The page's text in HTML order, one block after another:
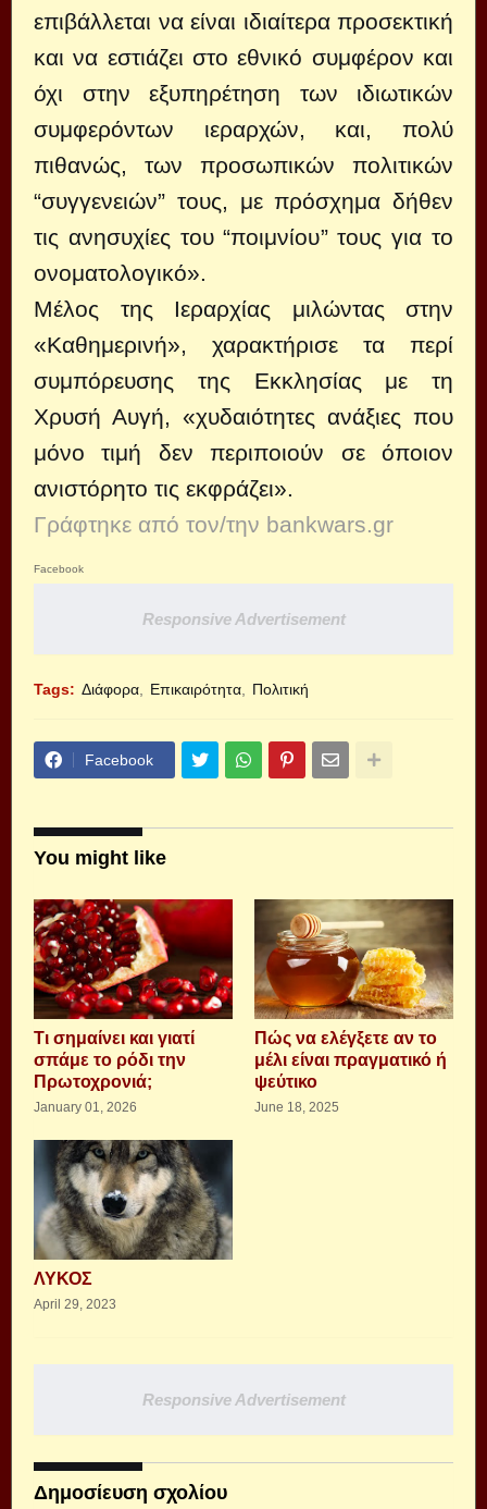
επιβάλλεται να είναι ιδιαίτερα προσεκτική
και να εστιάζει στο εθνικό συμφέρον και
όχι στην εξυπηρέτηση των ιδιωτικών
συμφερόντων ιεραρχών, και, πολύ
πιθανώς, των προσωπικών πολιτικών
“συγγενειών” τους, με πρόσχημα δήθεν
τις ανησυχίες του “ποιμνίου” τους για το
ονοματολογικό».
Μέλος της Ιεραρχίας μιλώντας στην
«Καθημερινή», χαρακτήρισε τα περί
συμπόρευσης της Εκκλησίας με τη
Χρυσή Αυγή, «χυδαιότητες ανάξιες που
μόνο τιμή δεν περιποιούν σε όποιον
ανιστόρητο τις εκφράζει».
Γράφτηκε από τον/την bankwars.gr
Facebook
Responsive Advertisement
Tags: Διάφορα Επικαιρότητα Πολιτική
Facebook
You might like
Τι σημαίνει και γιατί
σπάμε το ρόδι την
Πρωτοχρονιά;
January 01, 2026
Πώς να ελέγξετε αν το
μέλι είναι πραγματικό ή
ψεύτικο
June 18, 2025
ΛΥΚΟΣ
April 29, 2023
Responsive Advertisement
Δημοσίευση σχολίου